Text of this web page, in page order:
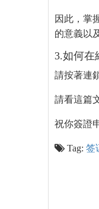
因此，掌
的意義以
3.如何在
請按著連
請看這篇
祝你簽證
Tag: 签